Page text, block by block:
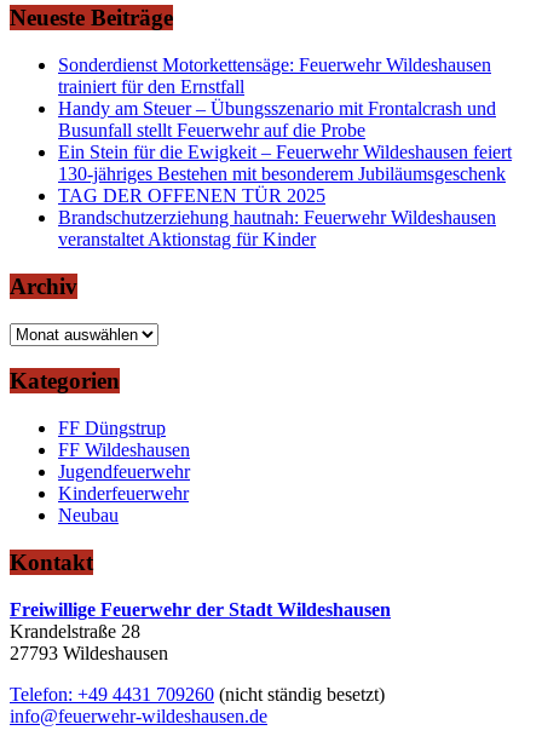
Neueste Beiträge
Sonderdienst Motorkettensäge: Feuerwehr Wildeshausen
trainiert für den Ernstfall
Handy am Steuer – Übungsszenario mit Frontalcrash und
Busunfall stellt Feuerwehr auf die Probe
Ein Stein für die Ewigkeit – Feuerwehr Wildeshausen feiert
130-jähriges Bestehen mit besonderem Jubiläumsgeschenk
TAG DER OFFENEN TÜR 2025
Brandschutzerziehung hautnah: Feuerwehr Wildeshausen
veranstaltet Aktionstag für Kinder
Archiv
Archiv
Kategorien
FF Düngstrup
FF Wildeshausen
Jugendfeuerwehr
Kinderfeuerwehr
Neubau
Kontakt
Freiwillige Feuerwehr der Stadt Wildeshausen
Krandelstraße 28
27793 Wildeshausen
Telefon: +49 4431 709260 (nicht ständig besetzt)
info@feuerwehr-wildeshausen.de